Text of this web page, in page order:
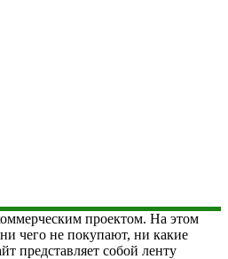
проектом. На этом
чего не покупают, ни какие
представляет собой ленту